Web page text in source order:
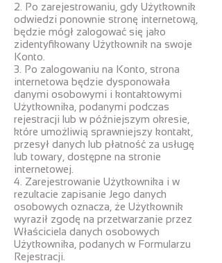
2. Po zarejestrowaniu, gdy Użytkownik
odwiedzi ponownie stronę internetową,
będzie mógł zalogować się jako
zidentyfikowany Użytkownik na swoje
Konto.
3. Po zalogowaniu na Konto, strona
internetowa będzie dysponowała
danymi osobowymi i kontaktowymi
Użytkownika, podanymi podczas
rejestracji lub w późniejszym okresie,
które umożliwią sprawniejszy kontakt,
przesył danych lub płatność za usługę
lub towary, dostępne na stronie
internetowej.
4. Zarejestrowanie Użytkownika i w
rezultacie zapisanie Jego danych
osobowych oznacza, że Użytkownik
wyraził zgodę na przetwarzanie przez
Właściciela danych osobowych
Użytkownika, podanych w Formularzu
Rejestracji.